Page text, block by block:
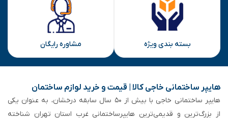
بسته بندی ویژه مشاوره رایگان
هایپر ساختمانی خاجی‌ کالا | قیمت و خرید لوازم ساختمان
هایپر ساختمانی خاجی‌ با بیش از ۵۰ سال سابقه‌ درخشان، به عنوان یکی
از بزرگ‌ترین و قدیمی‌ترین هایپرساختمانی‌ غرب استان تهران شناخته